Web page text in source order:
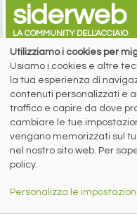
siderweb
LA COMMUNITY DELL'ACCIAIO
Siderweb S.p.A. SB Società del
ISSN 2532-2982
Sede sociale: Flero (Brescia) Via
+39 030 254 00 06
info@siderweb.com
Copyright siderweb spa sb
Cookie policy
Digital Services Act Policy
Utilizziamo i cookies per
Usiamo i cookies e altre
la tua esperienza di
contenuti personalizzati e
traffico e capire da dove
cambiare le tue
vengano memorizzati sul
nel nostro sito web. Per
policy.
Personalizza le impostazioni